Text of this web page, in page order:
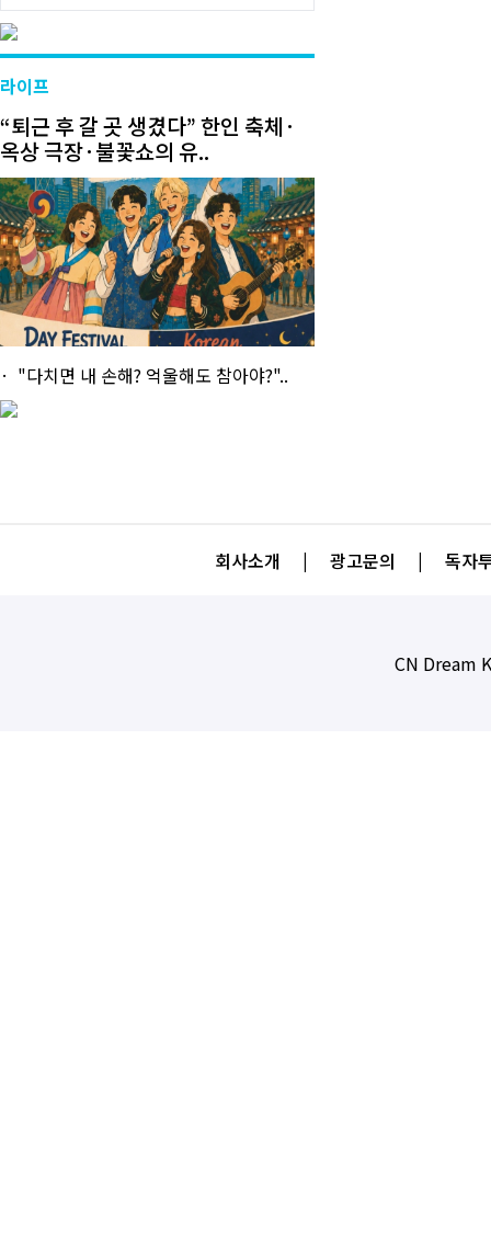
라이프
“퇴근 후 갈 곳 생겼다” 한인 축체·
옥상 극장·불꽃쇼의 유..
"다치면 내 손해? 억울해도 참아야?"..
회사소개 | 광고문의 | 독자
CN Dream